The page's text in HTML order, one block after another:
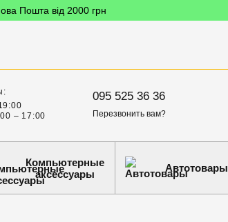
Пошта від 2000 грн
– 17:00
095 525 36 36
Перезвонить вам?
Компьютерные
аксессуары
Автотовары